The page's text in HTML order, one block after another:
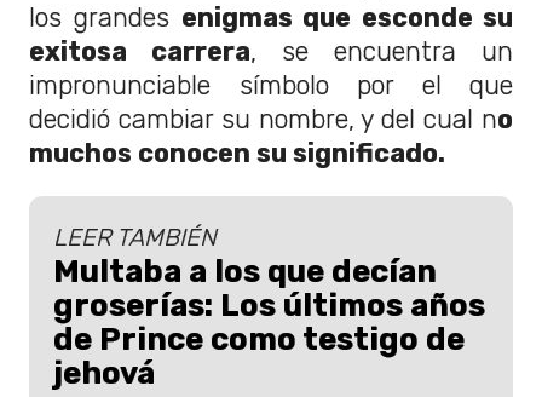
los grandes enigmas que esconde su
exitosa carrera, se encuentra un
impronunciable símbolo por el que
decidió cambiar su nombre, y del cual no
muchos conocen su significado.
LEER TAMBIÉN
Multaba a los que decían
groserías: Los últimos años
de Prince como testigo de
jehová